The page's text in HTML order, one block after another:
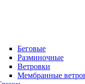
Беговые
Разминочные
Ветровки
Мембранные